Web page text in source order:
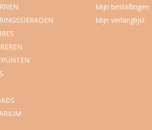
Mijn bestellingen
Mijn verlanglijst